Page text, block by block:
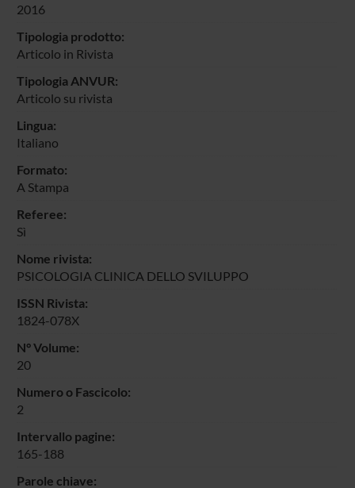
2016
Tipologia prodotto:
Articolo in Rivista
Tipologia ANVUR:
Articolo su rivista
Lingua:
Italiano
Formato:
A Stampa
Referee:
Sì
Nome rivista:
PSICOLOGIA CLINICA DELLO SVILUPPO
ISSN Rivista:
1824-078X
N° Volume:
20
Numero o Fascicolo:
2
Intervallo pagine:
165-188
Parole chiave: